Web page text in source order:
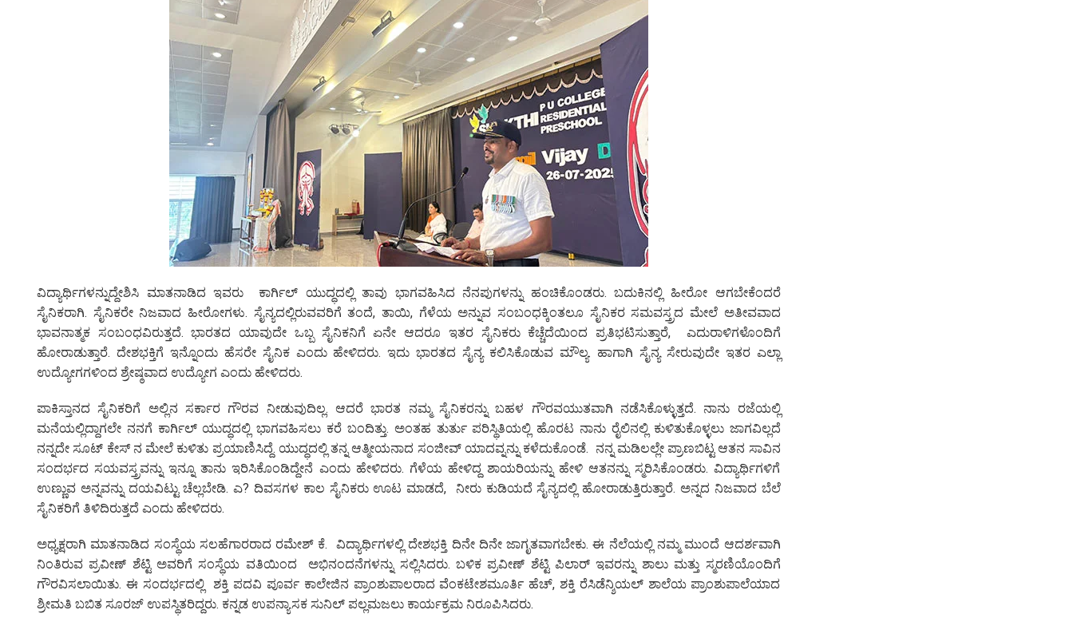
ವಿದ್ಯಾರ್ಥಿಗಳನ್ನುದ್ದೇಶಿಸಿ ಮಾತನಾಡಿದ ಇವರು ಕಾರ್ಗಿಲ್ ಯುದ್ಧದಲ್ಲಿ ತಾವು ಭಾಗವಹಿಸಿದ ನೆನಪುಗಳನ್ನು ಹಂಚಿಕೊಂಡರು. ಬದುಕಿನಲ್ಲಿ ಹೀರೋ ಆಗಬೇಕೆಂದರೆ
ಸೈನಿಕರಾಗಿ. ಸೈನಿಕರೇ ನಿಜವಾದ ಹೀರೋಗಳು. ಸೈನ್ಯದಲ್ಲಿರುವವರಿಗೆ ತಂದೆ, ತಾಯಿ, ಗೆಳೆಯ ಅನ್ನುವ ಸಂಬಂಧಕ್ಕಿಂತಲೂ ಸೈನಿಕರ ಸಮವಸ್ತ್ರದ ಮೇಲೆ ಅತೀವವಾದ
ಭಾವನಾತ್ಮಕ ಸಂಬಂಧವಿರುತ್ತದೆ. ಭಾರತದ ಯಾವುದೇ ಒಬ್ಬ ಸೈನಿಕನಿಗೆ ಏನೇ ಆದರೂ ಇತರ ಸೈನಿಕರು ಕೆಚ್ಚೆದೆಯಿಂದ ಪ್ರತಿಭಟಿಸುತ್ತಾರೆ, ಎದುರಾಳಿಗಳೊಂದಿಗೆ
ಹೋರಾಡುತ್ತಾರೆ. ದೇಶಭಕ್ತಿಗೆ ಇನ್ನೊಂದು ಹೆಸರೇ ಸೈನಿಕ ಎಂದು ಹೇಳಿದರು. ಇದು ಭಾರತದ ಸೈನ್ಯ ಕಲಿಸಿಕೊಡುವ ಮೌಲ್ಯ. ಹಾಗಾಗಿ ಸೈನ್ಯ ಸೇರುವುದೇ ಇತರ ಎಲ್ಲಾ
ಉದ್ಯೋಗಗಳಿಂದ ಶ್ರೇಷ್ಠವಾದ ಉದ್ಯೋಗ ಎಂದು ಹೇಳಿದರು.
ಪಾಕಿಸ್ತಾನದ ಸೈನಿಕರಿಗೆ ಅಲ್ಲಿನ ಸರ್ಕಾರ ಗೌರವ ನೀಡುವುದಿಲ್ಲ. ಆದರೆ ಭಾರತ ನಮ್ಮ ಸೈನಿಕರನ್ನು ಬಹಳ ಗೌರವಯುತವಾಗಿ ನಡೆಸಿಕೊಳ್ಳುತ್ತದೆ. ನಾನು ರಜೆಯಲ್ಲಿ
ಮನೆಯಲ್ಲಿದ್ದಾಗಲೇ ನನಗೆ ಕಾರ್ಗಿಲ್ ಯುದ್ಧದಲ್ಲಿ ಭಾಗವಹಿಸಲು ಕರೆ ಬಂದಿತ್ತು. ಅಂತಹ ತುರ್ತು ಪರಿಸ್ಥಿತಿಯಲ್ಲಿ ಹೊರಟ ನಾನು ರೈಲಿನಲ್ಲಿ ಕುಳಿತುಕೊಳ್ಳಲು ಜಾಗವಿಲ್ಲದೆ
ನನ್ನದೇ ಸೂಟ್ ಕೇಸ್ ನ ಮೇಲೆ ಕುಳಿತು ಪ್ರಯಾಣಿಸಿದ್ದೆ. ಯುದ್ಧದಲ್ಲಿ ತನ್ನ ಆತ್ಮೀಯನಾದ ಸಂಜೀವ್ ಯಾದವ್ನನ್ನು ಕಳೆದುಕೊಂಡೆ. ನನ್ನ ಮಡಿಲಲ್ಲೇ ಪ್ರಾಣಬಿಟ್ಟ ಆತನ ಸಾವಿನ
ಸಂದರ್ಭದ ಸಯವಸ್ತ್ರವನ್ನು ಇನ್ನೂ ತಾನು ಇರಿಸಿಕೊಂಡಿದ್ದೇನೆ ಎಂದು ಹೇಳಿದರು. ಗೆಳೆಯ ಹೇಳಿದ್ದ ಶಾಯರಿಯನ್ನು ಹೇಳಿ ಆತನನ್ನು ಸ್ಮರಿಸಿಕೊಂಡರು. ವಿದ್ಯಾರ್ಥಿಗಳಿಗೆ
ಉಣ್ಣುವ ಅನ್ನವನ್ನು ದಯವಿಟ್ಟು ಚೆಲ್ಲಬೇಡಿ. ಎ? ದಿವಸಗಳ ಕಾಲ ಸೈನಿಕರು ಊಟ ಮಾಡದೆ, ನೀರು ಕುಡಿಯದೆ ಸೈನ್ಯದಲ್ಲಿ ಹೋರಾಡುತ್ತಿರುತ್ತಾರೆ. ಅನ್ನದ ನಿಜವಾದ ಬೆಲೆ
ಸೈನಿಕರಿಗೆ ತಿಳಿದಿರುತ್ತದೆ ಎಂದು ಹೇಳಿದರು.
ಅಧ್ಯಕ್ಷರಾಗಿ ಮಾತನಾಡಿದ ಸಂಸ್ಥೆಯ ಸಲಹೆಗಾರರಾದ ರಮೇಶ್ ಕೆ. ವಿದ್ಯಾರ್ಥಿಗಳಲ್ಲಿ ದೇಶಭಕ್ತಿ ದಿನೇ ದಿನೇ ಜಾಗೃತವಾಗಬೇಕು. ಈ ನೆಲೆಯಲ್ಲಿ ನಮ್ಮ ಮುಂದೆ ಆದರ್ಶವಾಗಿ
ನಿಂತಿರುವ ಪ್ರವೀಣ್ ಶೆಟ್ಟಿ ಅವರಿಗೆ ಸಂಸ್ಥೆಯ ವತಿಯಿಂದ ಅಭಿನಂದನೆಗಳನ್ನು ಸಲ್ಲಿಸಿದರು. ಬಳಿಕ ಪ್ರವೀಣ್ ಶೆಟ್ಟಿ ಪಿಲಾರ್ ಇವರನ್ನು ಶಾಲು ಮತ್ತು ಸ್ಮರಣಿಯೊಂದಿಗೆ
ಗೌರವಿಸಲಾಯಿತು. ಈ ಸಂದರ್ಭದಲ್ಲಿ ಶಕ್ತಿ ಪದವಿ ಪೂರ್ವ ಕಾಲೇಜಿನ ಪ್ರಾಂಶುಪಾಲರಾದ ವೆಂಕಟೇಶಮೂರ್ತಿ ಹೆಚ್, ಶಕ್ತಿ ರೆಸಿಡೆನ್ಶಿಯಲ್ ಶಾಲೆಯ ಪ್ರಾಂಶುಪಾಲೆಯಾದ
ಶ್ರೀಮತಿ ಬಬಿತ ಸೂರಜ್ ಉಪಸ್ಥಿತರಿದ್ದರು. ಕನ್ನಡ ಉಪನ್ಯಾಸಕ ಸುನಿಲ್ ಪಲ್ಲಮಜಲು ಕಾರ್ಯಕ್ರಮ ನಿರೂಪಿಸಿದರು.